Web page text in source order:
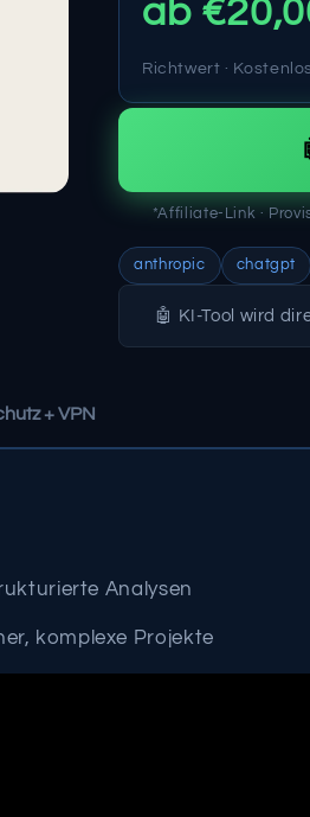
n
ab
Richtwert ·
*Affiliate-Link ·
anthropic chatgpt
🤖 KI-Tool wird
+ VPN
Analysen
komplexe Projekte